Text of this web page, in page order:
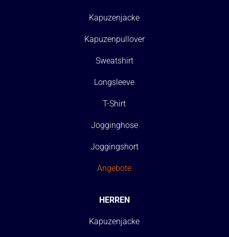
Kapuzenjacke
Kapuzenpullover
Sweatshirt
Longsleeve
T-Shirt
Jogginghose
Joggingshort
Angebote
HERREN
Kapuzenjacke